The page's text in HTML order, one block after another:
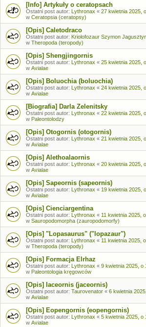
[Info] Artykuły o ceratopsach
Ostatni post autor: Lythronax « 27 kwietnia 2025,
w Ceratopsia (ceratopsy)
[Opis] Caletodraco
Ostatni post autor: Kriolofozaur Szymon
w Theropoda (teropody)
[Opis] Shengjingornis
Ostatni post autor: Lythronax « 25 kwietnia 2025,
w Avialae
[Opis] Boluochia (boluochia)
Ostatni post autor: Lythronax « 24 kwietnia 2025,
w Avialae
[Biografia] Darla Zelenitsky
Ostatni post autor: Lythronax « 22 kwietnia 2025,
w Paleontolodzy
[Opis] Otogornis (otogornis)
Ostatni post autor: Lythronax « 21 kwietnia 2025,
w Avialae
[Opis] Alethoalaornis
Ostatni post autor: Lythronax « 20 kwietnia 2025,
w Avialae
[Opis] Sapeornis (sapeornis)
Ostatni post autor: Lythronax « 19 kwietnia 2025,
w Avialae
[Opis] Cienciargentina
Ostatni post autor: Lythronax « 11 kwietnia 2025,
w Sauropodomorpha (zauropodomorfy)
[Opis] "Lopasaurus" ("lopazaur")
Ostatni post autor: Lythronax « 11 kwietnia 2025,
w Theropoda (teropody)
[Opis] Formacja Elrhaz
Ostatni post autor: Lythronax « 9 kwietnia 2025, o
w Paleontologia kręgowców
[Opis] Iaceornis (jaceornis)
Ostatni post autor: Taurovenator « 6 kwietnia
w Avialae
[Opis] Eopengornis (eopengornis)
Ostatni post autor: Lythronax « 5 kwietnia 2025, o
w Avialae